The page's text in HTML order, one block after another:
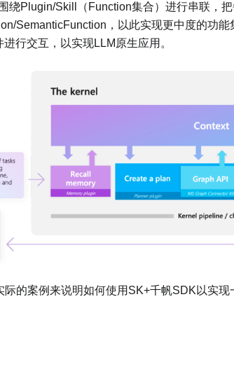
绕Plugin/Skill（Function集合）进行串联，
SemanticFunction，以此实现更中度的功
行交互，以实现LLM原生应用。
际的案例来说明如何使用SK+千帆SDK以实